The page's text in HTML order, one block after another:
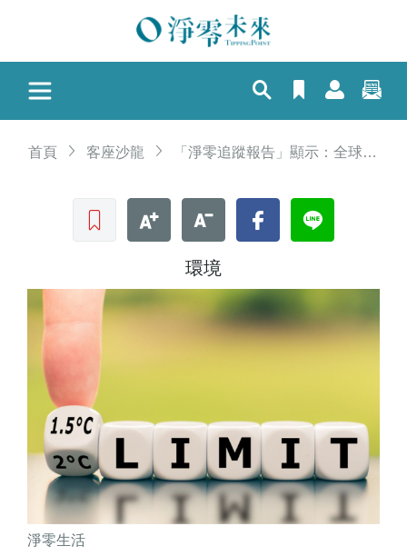
首頁 客座沙龍 「淨零追蹤報告」顯示：全球控溫 1.5℃ 截止時間再縮短
收藏文章 文字加大 文字縮小 Facebook
環境
淨零生活